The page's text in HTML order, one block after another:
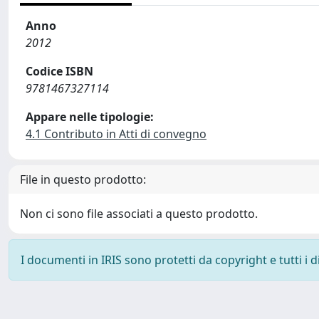
Anno
2012
Codice ISBN
9781467327114
Appare nelle tipologie:
4.1 Contributo in Atti di convegno
File in questo prodotto:
Non ci sono file associati a questo prodotto.
I documenti in IRIS sono protetti da copyright e tutti i